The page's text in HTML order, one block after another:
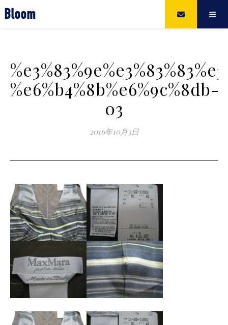
Bloom
%e6%b4%8b%e6%9c%8db-
03
2016年10月3日